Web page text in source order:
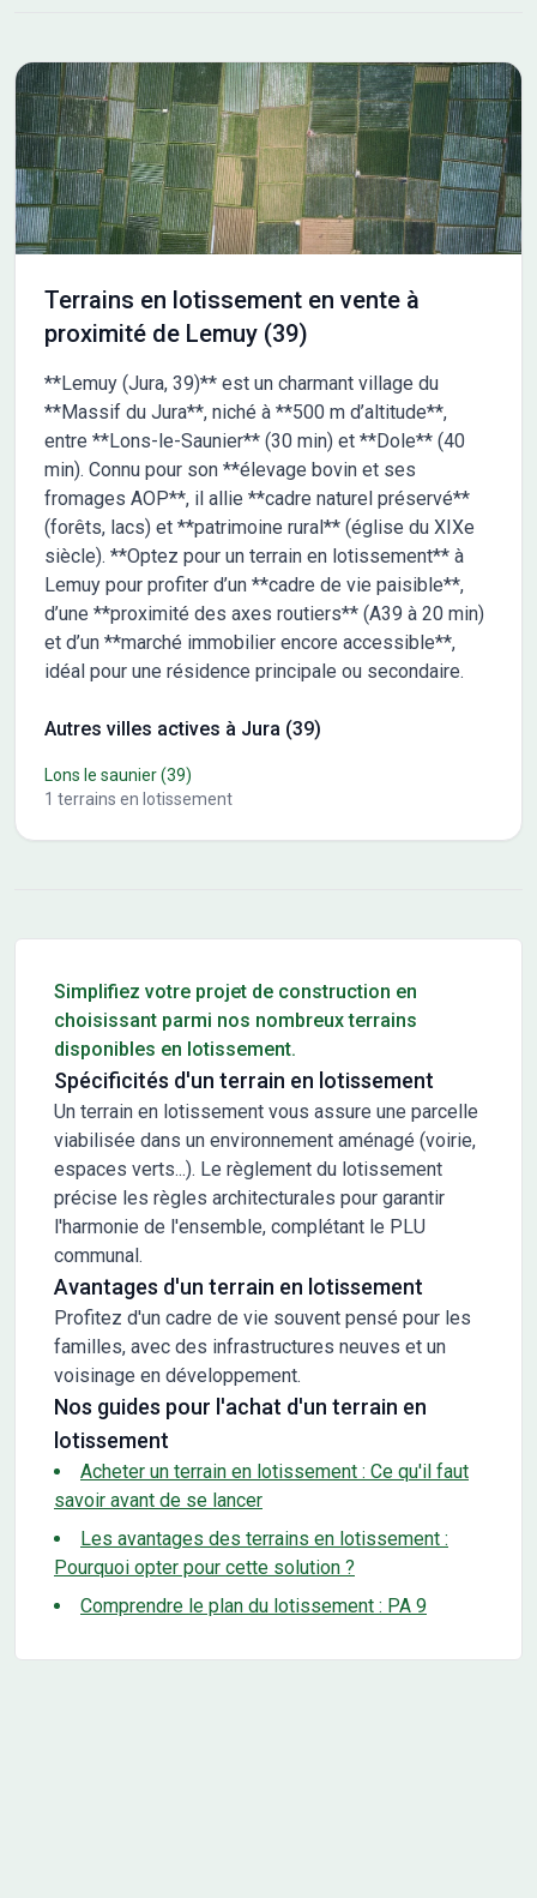
Terrains en lotissement en vente à
proximité de Lemuy (39)
**Lemuy (Jura, 39)** est un charmant village du
**Massif du Jura**, niché à **500 m d’altitude**,
entre **Lons-le-Saunier** (30 min) et **Dole** (40
min). Connu pour son **élevage bovin et ses
fromages AOP**, il allie **cadre naturel préservé**
(forêts, lacs) et **patrimoine rural** (église du XIXe
siècle). **Optez pour un terrain en lotissement** à
Lemuy pour profiter d’un **cadre de vie paisible**,
d’une **proximité des axes routiers** (A39 à 20 min)
et d’un **marché immobilier encore accessible**,
idéal pour une résidence principale ou secondaire.
Autres villes actives à Jura (39)
Lons le saunier(39)
1 terrains en lotissement
Simplifiez votre projet de construction en
choisissant parmi nos nombreux terrains
disponibles en lotissement.
Spécificités d'un terrain en lotissement
Un terrain en lotissement vous assure une parcelle
viabilisée dans un environnement aménagé (voirie,
espaces verts...). Le règlement du lotissement
précise les règles architecturales pour garantir
l'harmonie de l'ensemble, complétant le PLU
communal.
Avantages d'un terrain en lotissement
Profitez d'un cadre de vie souvent pensé pour les
familles, avec des infrastructures neuves et un
voisinage en développement.
Nos guides pour l'achat d'un terrain en
lotissement
Acheter un terrain en lotissement : Ce qu'il faut
savoir avant de se lancer
Les avantages des terrains en lotissement :
Pourquoi opter pour cette solution ?
Comprendre le plan du lotissement : PA 9